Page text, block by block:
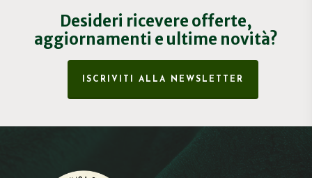
Desideri ricevere offerte,
aggiornamenti e ultime novità?
ISCRIVITI ALLA NEWSLETTER